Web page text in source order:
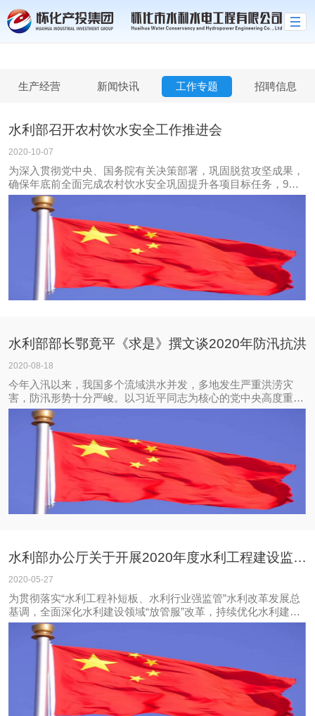
米兰官方网站
生产经营 新闻快讯 工作专题 招聘信息
水利部召开农村饮水安全工作推进会
2020-10-07
为深入贯彻党中央、国务院有关决策部署，巩固脱贫攻坚成果，
确保年底前全面完成农村饮水安全巩固提升各项目标任务，9月
29日，水利部会同发展改革委、财政部、卫生健康委、国务院扶
贫办，联合召开农村饮水安全工作推进会。水利部副部长田学斌
出席会议并讲话。
水利部部长鄂竟平《求是》撰文谈2020年防汛抗洪
2020-08-18
今年入汛以来，我国多个流域洪水并发，多地发生严重洪涝灾
害，防汛形势十分严峻。以习近平同志为核心的党中央高度重视
汛情险情灾情。习近平总书记始终牵挂着灾区群众安危，在防汛
抗洪的关键时刻连续作出重要指示、发表重要讲话、提出明确要
求，为做好防汛抗洪工作提供了根本遵循和
水利部办公厅关于开展2020年度水利工程建设监理和甲级质量检测单位“双随机、一公开”抽查工
2020-05-27
为贯彻落实“水利工程补短板、水利行业强监管”水利改革发展总
基调，全面深化水利建设领域“放管服”改革，持续优化水利建设
市场营商环境，着力推动水利建设市场监管工作公平公正和公开
透明，我部决定开展2020年度水利工程建设监理和甲级质量检测
单位“双随机、一公开”抽查工